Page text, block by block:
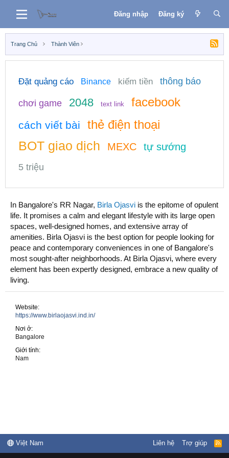
Đăng nhập Đăng ký
Trang Chủ Thành Viên
Đặt quảng cáo Binance kiếm tiền thông báo
chơi game 2048 text link facebook
cách viết bài thẻ điện thoại
BOT giao dịch MEXC tự sướng
5 triệu
In Bangalore's RR Nagar, Birla Ojasvi is the epitome of opulent
life. It promises a calm and elegant lifestyle with its large open
spaces, well-designed homes, and extensive array of
amenities. Birla Ojasvi is the best option for people looking for
peace and contemporary conveniences in one of Bangalore's
most sought-after neighborhoods. At Birla Ojasvi, where every
element has been expertly designed, embrace a new quality of
living.
Website
https://www.birlaojasvi.ind.in/
Nơi ở
Bangalore
Giới tính
Nam
Việt Nam Liên hệ Trợ giúp
R